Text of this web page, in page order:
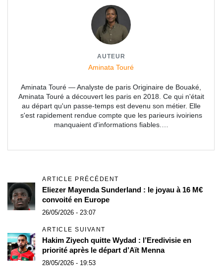
AUTEUR
Aminata Touré
Aminata Touré — Analyste de paris Originaire de Bouaké,
Aminata Touré a découvert les paris en 2018. Ce qui n'était
au départ qu'un passe-temps est devenu son métier. Elle
s'est rapidement rendue compte que les parieurs ivoiriens
manquaient d'informations fiables.…
ARTICLE PRÉCÉDENT
Eliezer Mayenda Sunderland : le joyau à 16 M€
convoité en Europe
26/05/2026 - 23:07
ARTICLE SUIVANT
Hakim Ziyech quitte Wydad : l’Eredivisie en
priorité après le départ d’Aït Menna
28/05/2026 - 19:53